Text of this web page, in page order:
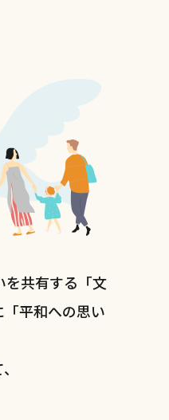
を共有する「文
平和への思い